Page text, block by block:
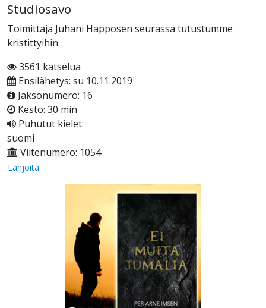
Studiosavo
Toimittaja Juhani Happosen seurassa tutustumme
kristittyihin.
3561 katselua
Ensilähetys: su 10.11.2019
Jaksonumero: 16
Kesto: 30 min
Puhutut kielet:
suomi
Viitenumero: 1054
Lahjoita